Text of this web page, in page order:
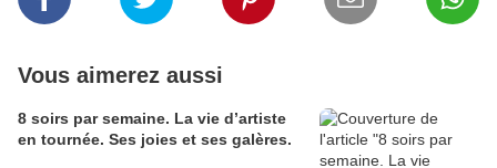
Vous aimerez aussi
8 soirs par semaine. La vie d’artiste
en tournée. Ses joies et ses galères.